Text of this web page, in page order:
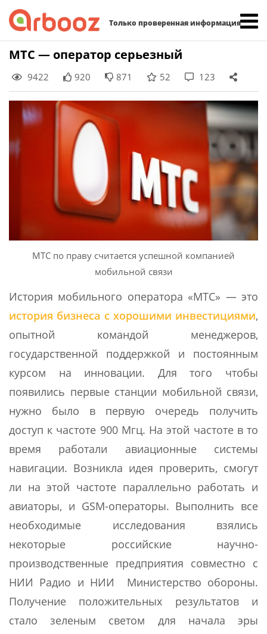
Только проверенная информация
Skip
content
МТС — оператор серьезный
9422 920 871 52 123
МТС по праву считается успешной компанией
мобильной связи
История мобильного оператора «МТС» — это
история бизнеса с хорошими инвестициями,
опытной командой менеджеров,
государственной поддержкой и постоянным
курсом на инновации. Для того чтобы
появились первые станции мобильной связи,
нужно было в первую очередь получить
доступ к частоте 900 Мгц. На этой частоте в то
время работали авиационные системы
навигации. Возникла идея проверить, смогут
ли на этой частоте параллельно работать и
авиаторы, и GSM-операторы. Выполнить все
необходимые исследования взялись
некоторые российские научно-
производственные предприятия совместно с
НИИ Радио и НИИ Министерство обороны.
Получение положительных результатов и
стало зеленым светом для начала эры
Найти: